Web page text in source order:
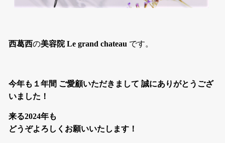
西葛西の美容院 Le grand chateau です。
今年も１年間 ご愛顧いただきまして 誠にありがとうござ
いました！
来る2024年も
どうぞよろしくお願いいたします！